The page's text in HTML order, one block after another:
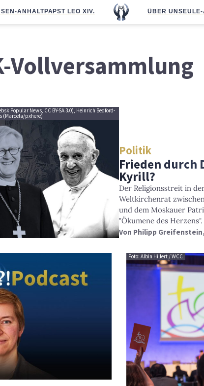
ANHALTPAPST LEO XIV. ÜBER UNS
Vollversammlung
Popular News, CC BY-SA 3.0), Heinrich Bedford-
(Marcela/pxhere)
Politik
Frieden durch
Kyrill?
Der Religionsstreit in
Weltkirchenrat
und dem Moskauer
"Ökumene des Herzens".
Von Philipp Greifenstein
Foto: Albin Hillert / WCC